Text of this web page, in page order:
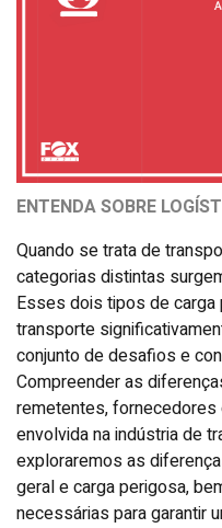
ENTENDA SOBRE
Quando se trata de
categorias distintas
Esses dois tipos de
transporte
conjunto de desafios e
Compreender as
remetentes,
envolvida na indústria de
exploraremos as
geral e carga perigosa,
necessárias para garantir